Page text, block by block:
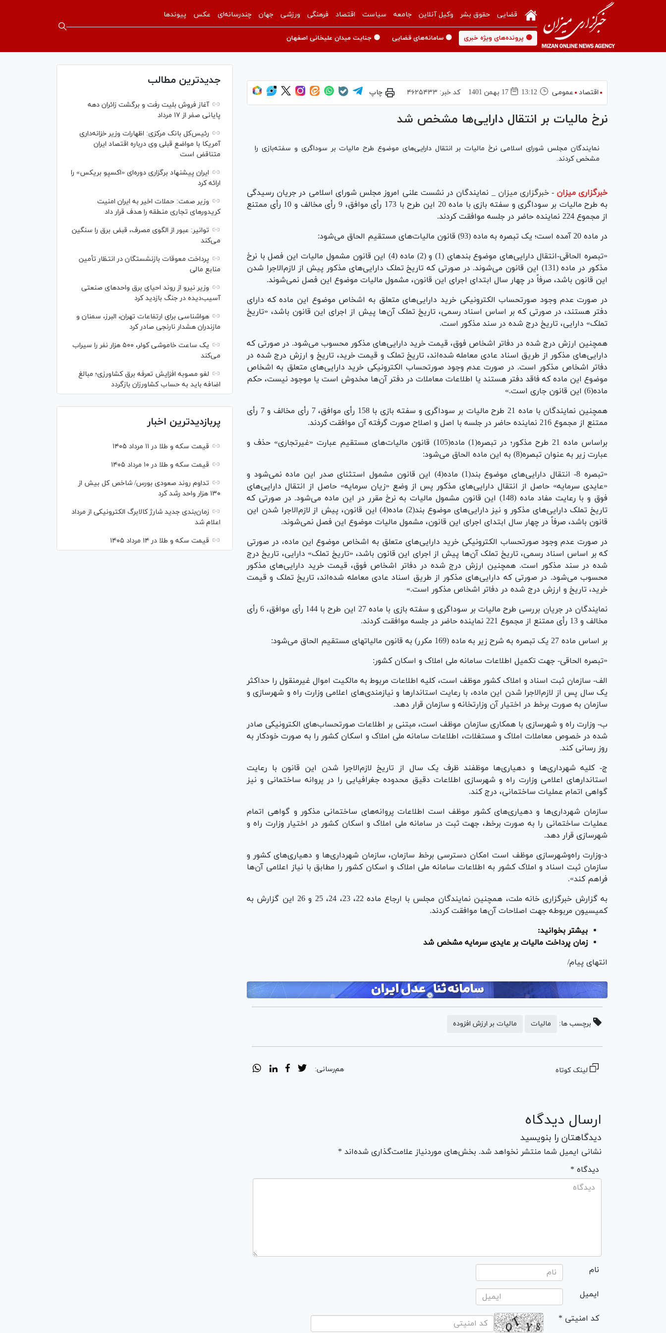
قضایی حقوق بشر وکیل آنلاین جامعه سیاست اقتصاد فرهنگی ورزشی جهان چندرسانه‌ای عکس پیوندها
🟡 پرونده‌های ویژه خبری 🟡 سامانه‌های قضایی 🟡 جنایت میدان علیخانی اصفهان
اقتصاد عمومی 13:12 17 بهمن 1401 کد خبر: ۴۶۲۵۴۳۳ چاپ
نرخ مالیات بر انتقال دارایی‌ها مشخص شد
نمایندگان مجلس شورای اسلامی نرخ مالیات بر انتقال دارایی‌های موضوع طرح مالیات بر سوداگری و سفته‌بازی را
مشخص کردند.
خبرگزاری میزان - خبرگزاری میزان _ نمایندگان در نشست علنی امروز مجلس شورای اسلامی در جریان رسیدگی
به طرح مالیات بر سوداگری و سفته بازی با ماده 20 این طرح با 173 رأی موافق، 9 رأی مخالف و 10 رأی ممتنع
از مجموع 224 نماینده حاضر در جلسه موافقت کردند.
در ماده 20 آمده است؛ یک تبصره به ماده (93) قانون مالیات‌های مستقیم الحاق می‌شود:
«تبصره الحاقی-انتقال دارایی‌های موضوع بندهای (1) و (2) ماده (4) این قانون مشمول مالیات این فصل با نرخ
مذکور در ماده (131) این قانون می‌شوند. در صورتی که تاریخ تملک دارایی‌های مذکور پیش از لازم‎‌‌الاجرا شدن
این قانون باشد، صرفاً در چهار سال ابتدای اجرای این قانون، مشمول مالیات موضوع این فصل نمی‌شوند.
در صورت عدم وجود صورتحساب الکترونیکی خرید دارایی‌های متعلق به اشخاص موضوع این ماده که دارای
دفتر هستند، در صورتی که بر اساس اسناد رسمی، تاریخ تملک آن‌ها پیش از اجرای این قانون باشد، «تاریخ
تملک» دارایی، تاریخ درج شده در سند مذکور است.
همچنین ارزش درج شده در دفاتر اشخاص فوق، قیمت خرید دارایی‌های مذکور محسوب می‌شود. در صورتی که
دارایی‌های مذکور از طریق اسناد عادی معامله شده‌اند، تاریخ تملک و قیمت خرید، تاریخ و ارزش درج شده در
دفاتر اشخاص مذکور است. در صورت عدم وجود صورتحساب الکترونیکی خرید دارایی‌های متعلق به اشخاص
موضوع این ماده که فاقد دفتر هستند یا اطلاعات معاملات در دفتر آن‌ها مخدوش است یا موجود نیست، حکم
ماده(6) این قانون جاری است.»
همچنین نمایندگان با ماده 21 طرح مالیات بر سوداگری و سفته بازی با 158 رأی موافق، 7 رأی مخالف و 7 رأی
ممتنع از مجموع 216 نماینده حاضر در جلسه با اصل و اصلاح صورت گرفته آن موافقت کردند.
براساس ماده 21 طرح مذکور؛ در تبصره(1) ماده(105) قانون مالیات‌های مستقیم عبارت «غیرتجاری» حذف و
عبارت زیر به عنوان تبصره(8) به این ماده الحاق می‌شود:
«تبصره 8- انتقال دارایی‌های موضوع بند(1) ماده(4) این قانون مشمول استثنای صدر این ماده‌ نمی‌شود و
«عایدی سرمایه» حاصل از انتقال دارایی‌های مذکور پس از وضع «زیان سرمایه» حاصل از انتقال دارایی‌های
فوق و با رعایت مفاد ماده (148) این قانون مشمول مالیات به نرخ مقرر در این ماده می‌شود. در صورتی که
تاریخ تملک دارایی‌های مذکور و نیز دارایی‌های موضوع بند(2) ماده(4) این قانون، پیش از لازم‌الاجرا شدن این
قانون باشد، صرفاً در چهار سال ابتدای اجرای این قانون، مشمول مالیات موضوع این فصل نمی‌شوند.
در صورت عدم وجود صورتحساب الکترونیکی خرید دارایی‌های متعلق به اشخاص موضوع این ماده، در صورتی
که بر اساس اسناد رسمی، تاریخ تملک آن‌ها پیش از اجرای این قانون باشد، «تاریخ تملک» دارایی، تاریخ درج
شده در سند مذکور است. همچنین ارزش درج شده در دفاتر اشخاص فوق، قیمت خرید دارایی‌های مذکور
محسوب می‌شود. در صورتی که دارایی‌های مذکور از طریق اسناد عادی معامله شده‌اند، تاریخ تملک و قیمت
خرید، تاریخ و ارزش درج شده در دفاتر اشخاص مذکور است.»
نمایندگان در جریان بررسی طرح مالیات بر سوداگری و سفته بازی با ماده 27 این طرح با 144 رأی موافق، 6 رأی
مخالف و 13 رأی ممتنع از مجموع 221 نماینده حاضر در جلسه موافقت کردند.
بر اساس ماده 27 یک تبصره به شرح زیر به ماده (169 مکرر) به قانون مالیاتهای مستقیم الحاق می‌شود:
«تبصره الحاقی- جهت تکمیل اطلاعات سامانه ملی املاک و اسکان کشور:
الف- سازمان ثبت اسناد و املاک کشور موظف است، کلیه اطلاعات مربوط به مالکیت اموال غیرمنقول را حداکثر
یک سال پس از لازم‌الاجرا شدن این ماده، با رعایت استاندارها و نیازمندی‌های اعلامی وزارت راه و شهرسازی و
سازمان به صورت برخط در اختیار آن وزارتخانه و سازمان قرار دهد.
ب- وزارت راه و شهرسازی با همکاری سازمان موظف است، مبتنی بر اطلاعات صورتحساب‌های الکترونیکی صادر
شده در خصوص معاملات املاک و مستغلات، اطلاعات سامانه ملی املاک و اسکان کشور را به صورت خودکار به
روز رسانی کند.
ج- کلیه شهرداری‌ها و دهیاری‌ها موظفند ظرف یک سال از تاریخ لازم‌الاجرا شدن این قانون با رعایت
استاندارهای اعلامی وزارت راه و شهرسازی اطلاعات دقیق محدوده جغرافیایی را در پروانه ساختمانی و نیز
گواهی اتمام عملیات ساختمانی، درج کند.
سازمان شهرداری‌ها و دهیاری‌های کشور موظف است اطلاعات پروانه‌های ساختمانی مذکور و گواهی اتمام
عملیات ساختمانی را به صورت برخط، جهت ثبت در سامانه ملی املاک و اسکان کشور در اختیار وزارت راه و
شهرسازی قرار دهد.
د-وزارت راه‌و‌شهرسازی موظف است امکان دسترسی برخط سازمان، سازمان شهرداری‌ها و دهیاری‌های کشور و
سازمان ثبت اسناد و املاک کشور به اطلاعات سامانه ملی املاک و اسکان کشور را مطابق با نیاز اعلامی آن‌ها
فراهم کند».
به گزارش خبرگزاری خانه ملت، همچنین نمایندگان مجلس با ارجاع ماده 22، 23، 24، 25 و 26 این گزارش به
کمیسیون مربوطه جهت اصلاحات آن‌ها موافقت کردند.
بیشتر بخوانید:
زمان پرداخت مالیات بر عایدی سرمایه مشخص شد
انتهای پیام/
برچسب ها: مالیات مالیات بر ارزش افزوده
لینک کوتاه هم‌رسانی:
ارسال دیدگاه
دیدگاهتان را بنویسید
نشانی ایمیل شما منتشر نخواهد شد. بخش‌های موردنیاز علامت‌گذاری شده‌اند *
* دیدگاه
نام
ایمیل
* کد امنیتی
جدیدترین مطالب
آغاز فروش بلیت رفت و برگشت زائران دهه
پایانی صفر از ۱۷ مرداد
رئیس‌کل بانک مرکزی: اظهارات وزیر خزانه‌داری
آمریکا با مواضع قبلی وی درباره اقتصاد ایران
متناقض است
ایران پیشنهاد برگزاری دوره‌ای «اکسپو بریکس» را
ارائه کرد
وزیر صمت: حملات اخیر به ایران امنیت
کریدورهای تجاری منطقه را هدف قرار داد
توانیر: عبور از الگوی مصرف، قبض برق را سنگین
می‌کند
پرداخت معوقات بازنشستگان در انتظار تأمین
منابع مالی
وزیر نیرو از روند احیای برق واحدهای صنعتی
آسیب‌دیده در جنگ بازدید کرد
هواشناسی برای ارتفاعات تهران، البرز، سمنان و
مازندران هشدار نارنجی صادر کرد
یک ساعت خاموشی کولر، ۵۰۰ هزار نفر را سیراب
می‌کند
لغو مصوبه افزایش تعرفه برق کشاورزی؛ مبالغ
اضافه باید به حساب کشاورزان بازگردد
پربازدیدترین اخبار
قیمت سکه و طلا در ۱۱ مرداد ۱۴۰۵
قیمت سکه و طلا در ۱۰ مرداد ۱۴۰۵
تداوم روند صعودی بورس/ شاخص کل بیش از
۱۳۰ هزار واحد رشد کرد
زمان‌بندی جدید شارژ کالابرگ الکترونیکی از مرداد
اعلام شد
قیمت سکه و طلا در ۱۴ مرداد ۱۴۰۵